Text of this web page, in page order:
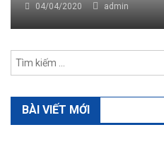
04/04/2020 admin
BÀI VIẾT MỚI